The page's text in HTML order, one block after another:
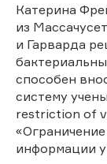
Катерина
из
и Гарварда
способен
систему
restriction of
информации